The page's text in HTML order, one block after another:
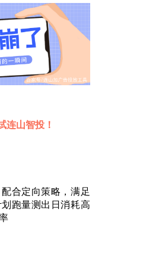
连山智投！
合定向策略，满足
跑量测出日消耗高